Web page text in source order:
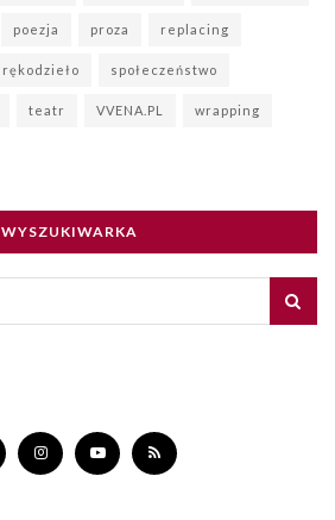
poezja proza replacing
rękodzieło społeczeństwo
teatr VVENA.PL wrapping
WYSZUKIWARKA